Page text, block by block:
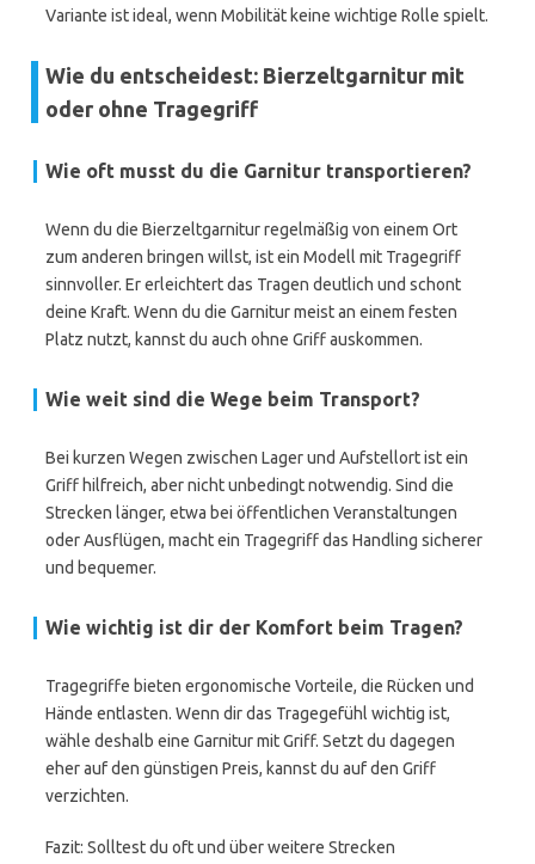
Variante ist ideal, wenn Mobilität keine wichtige Rolle spielt.
Wie du entscheidest: Bierzeltgarnitur mit
oder ohne Tragegriff
Wie oft musst du die Garnitur transportieren?
Wenn du die Bierzeltgarnitur regelmäßig von einem Ort
zum anderen bringen willst, ist ein Modell mit Tragegriff
sinnvoller. Er erleichtert das Tragen deutlich und schont
deine Kraft. Wenn du die Garnitur meist an einem festen
Platz nutzt, kannst du auch ohne Griff auskommen.
Wie weit sind die Wege beim Transport?
Bei kurzen Wegen zwischen Lager und Aufstellort ist ein
Griff hilfreich, aber nicht unbedingt notwendig. Sind die
Strecken länger, etwa bei öffentlichen Veranstaltungen
oder Ausflügen, macht ein Tragegriff das Handling sicherer
und bequemer.
Wie wichtig ist dir der Komfort beim Tragen?
Tragegriffe bieten ergonomische Vorteile, die Rücken und
Hände entlasten. Wenn dir das Tragegefühl wichtig ist,
wähle deshalb eine Garnitur mit Griff. Setzt du dagegen
eher auf den günstigen Preis, kannst du auf den Griff
verzichten.
Fazit: Solltest du oft und über weitere Strecken